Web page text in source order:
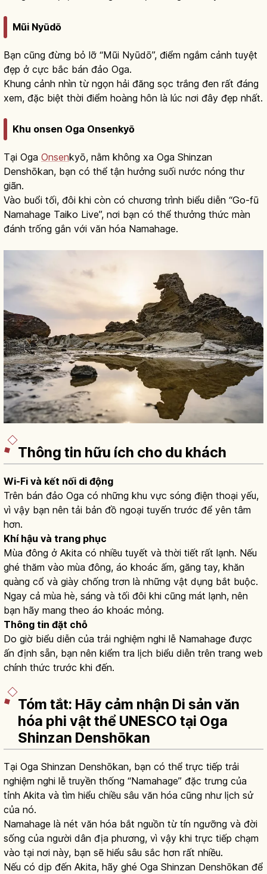
Mũi Nyūdō
Bạn cũng đừng bỏ lỡ “Mũi Nyūdō”, điểm ngắm cảnh tuyệt
đẹp ở cực bắc bán đảo Oga.
Khung cảnh nhìn từ ngọn hải đăng sọc trắng đen rất đáng
xem, đặc biệt thời điểm hoàng hôn là lúc nơi đây đẹp nhất.
Khu onsen Oga Onsenkyō
Tại Oga Onsenkyō, nằm không xa Oga Shinzan
Denshōkan, bạn có thể tận hưởng suối nước nóng thư
giãn.
Vào buổi tối, đôi khi còn có chương trình biểu diễn “Go-fū
Namahage Taiko Live”, nơi bạn có thể thưởng thức màn
đánh trống gắn với văn hóa Namahage.
Thông tin hữu ích cho du khách
Wi-Fi và kết nối di động
Trên bán đảo Oga có những khu vực sóng điện thoại yếu,
vì vậy bạn nên tải bản đồ ngoại tuyến trước để yên tâm
hơn.
Khí hậu và trang phục
Mùa đông ở Akita có nhiều tuyết và thời tiết rất lạnh. Nếu
ghé thăm vào mùa đông, áo khoác ấm, găng tay, khăn
quàng cổ và giày chống trơn là những vật dụng bắt buộc.
Ngay cả mùa hè, sáng và tối đôi khi cũng mát lạnh, nên
bạn hãy mang theo áo khoác mỏng.
Thông tin đặt chỗ
Do giờ biểu diễn của trải nghiệm nghi lễ Namahage được
ấn định sẵn, bạn nên kiểm tra lịch biểu diễn trên trang web
chính thức trước khi đến.
Tóm tắt: Hãy cảm nhận Di sản văn
hóa phi vật thể UNESCO tại Oga
Shinzan Denshōkan
Tại Oga Shinzan Denshōkan, bạn có thể trực tiếp trải
nghiệm nghi lễ truyền thống “Namahage” đặc trưng của
tỉnh Akita và tìm hiểu chiều sâu văn hóa cũng như lịch sử
của nó.
Namahage là nét văn hóa bắt nguồn từ tín ngưỡng và đời
sống của người dân địa phương, vì vậy khi trực tiếp chạm
vào tại nơi này, bạn sẽ hiểu sâu sắc hơn rất nhiều.
Nếu có dịp đến Akita, hãy ghé Oga Shinzan Denshōkan để